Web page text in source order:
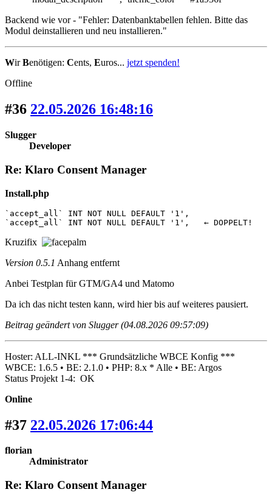
Backend wie vor - "Fehler: Datenbanktabellen fehlen. Bitte das
Modul deinstallieren und neu installieren."
WirBenötigen: Cents, Euros... jetzt spenden!
Offline
#36 22.05.2026 16:48:16
Slugger
Developer
Re: Klaro Consent Manager
Install.php
`accept_all` INT NOT NULL DEFAULT '1',
`accept_all` INT NOT NULL DEFAULT '1',   ← DOPPELT!
Kruzifix
Version 0.5.1 Anhang entfernt
Anbei Testplan für GTM/GA4 und Matomo
Da ich das nicht testen kann, wird hier bis auf weiteres pausiert.
Beitrag geändert von Slugger (04.08.2026 09:57:09)
Hoster: ALL-INKL *** Grundsätzliche WBCE Konfig ***
WBCE: 1.6.5 • BE: 2.1.0 • PHP: 8.x * Alle • BE: Argos
Status Projekt 1-4: OK
Online
#37 22.05.2026 17:06:44
florian
Administrator
Re: Klaro Consent Manager